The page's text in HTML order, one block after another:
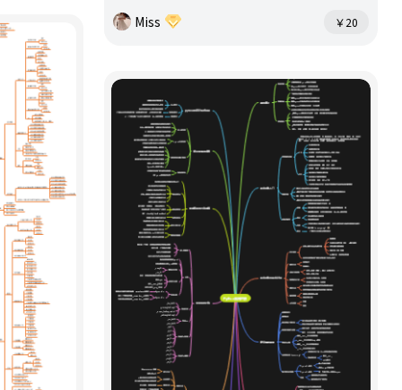
Miss
￥20